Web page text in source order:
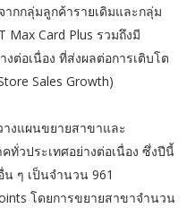
ากกลุ่มลูกค้ารายเดิมและกลุ่ม
Max Card Plus รวมถึงมี
ต่อเนื่อง ที่ส่งผลต่อการเติบโต
Sales Growth)
างแผนขยายสาขาและ
ทั่วประเทศอย่างต่อเนื่อง ซึ่งปีนี้
ๆ เป็นจำนวน 961
โดยการขยายสาขาจำนวน